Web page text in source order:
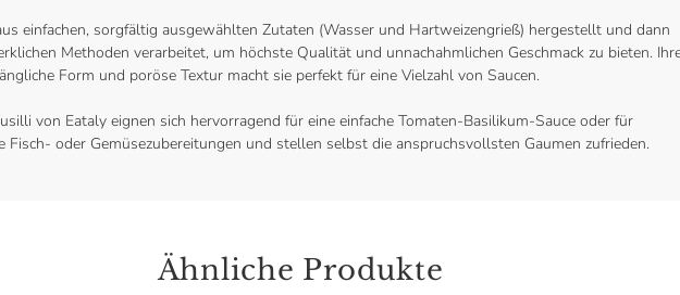
einfachen, sorgfältig ausgewählten Zutaten (Wasser und Hartweizengrieß) hergestellt und dann
Methoden verarbeitet, um höchste Qualität und unnachahmlichen Geschmack zu bieten.
Form und poröse Textur macht sie perfekt für eine Vielzahl von Saucen.
von Eataly eignen sich hervorragend für eine einfache Tomaten-Basilikum-Sauce oder für
Fisch- oder Gemüsezubereitungen und stellen selbst die anspruchsvollsten Gaumen zufrieden.
Ähnliche Produkte